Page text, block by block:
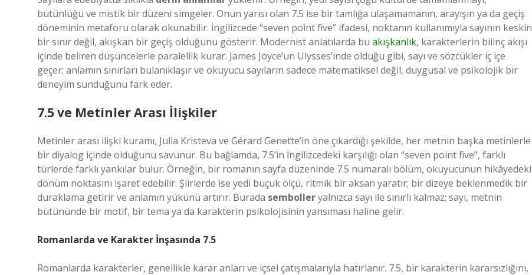
bütünlüğü ve mistik bir düzeni simgeler. Onun yarısı olan 7.5 ise bir tamlığa ulaşamamanın, arayışın ya da geçiş
döneminin metaforu olarak okunabilir. İngilizcede “seven point five” ifadesi, noktanın kullanımıyla sayının keskin
bir sınır değil, akışkan bir geçiş olduğunu gösterir. Modernist anlatılarda bu akışkanlık, karakterlerin bilinç akışı
içinde beliren düşüncelerle paralellik kurar. James Joyce’un Ulysses’inde olduğu gibi, sayı ve sözcükler iç içe
geçer; anlamın sınırları bulanıklaşır ve okuyucu sayıların sadece matematiksel değil, duygusal ve psikolojik bir
deneyim sunduğunu fark eder.
7.5 ve Metinler Arası İlişkiler
Metinler arası ilişki kuramı, Julia Kristeva ve Gérard Genette’in öne çıkardığı şekilde, her metnin başka metinlerle
bir diyalog içinde olduğunu savunur. Bu bağlamda, 7.5’in İngilizcedeki karşılığı olan “seven point five”, farklı
türlerde farklı yankılar bulur. Örneğin, bir romanın sayfa düzeninde 7.5 numaralı bölüm, okuyucunun hikâyedeki
dönüm noktasını işaret edebilir. Şiirlerde ise yedi buçuk ölçü, ritmik bir aksan yaratır; bir dizeye beklenmedik bir
duraklama getirir ve anlamın yükünü artırır. Burada sembolleryalnızca sayı ile sınırlı kalmaz; sayı, metnin
bütününde bir motif, bir tema ya da karakterin psikolojisinin yansıması haline gelir.
Romanlarda ve Karakter İnşasında 7.5
Romanlarda karakterler, genellikle karar anları ve içsel çatışmalarıyla hatırlanır. 7.5, bir karakterin kararsızlığını,